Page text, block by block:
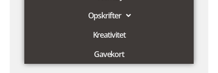
Opskrifter
Kreativitet
Gavekort